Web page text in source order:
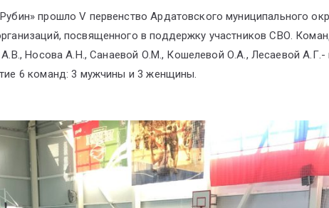
прошло V первенство Ардатовского муниципального
посвященного в поддержку участников СВО.
Носова А.Н., Санаевой О.М., Кошелевой О.А., Лесаевой А.Г.-
6 команд: 3 мужчины и 3 женщины.